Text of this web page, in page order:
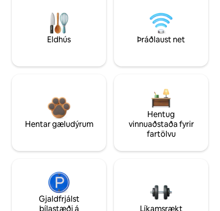
Eldhús Þráðlaust net
Hentar gæludýrum
Hentug
vinnuaðstaða fyrir
fartölvu
Gjaldfrjálst